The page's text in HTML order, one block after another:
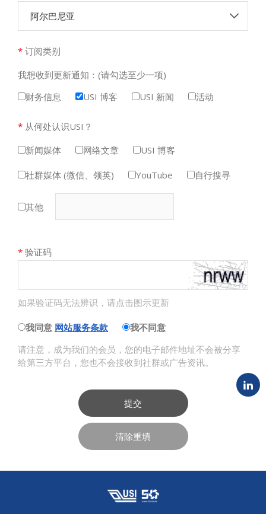
阿尔巴尼亚
* 订阅类别
我想收到更新通知：(请勾选至少一项)
财务信息
USI 博客 USI 新闻 活动
* 从何处认识USI？
新闻媒体
网络文章 USI 博客
社群媒体 (微信、领英) YouTube 自行搜寻
其他
* 验证码
如果验证码无法辨识，请点击图示更新
我同意 网站服务条款
我不同意
请注意，成为我们的会员，您的电子邮件地址不会被分享
给第三方平台，您也不会接收到社群或广告资讯。
提交
清除重填